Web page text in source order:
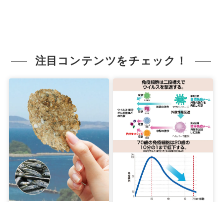
注目コンテンツをチェック！